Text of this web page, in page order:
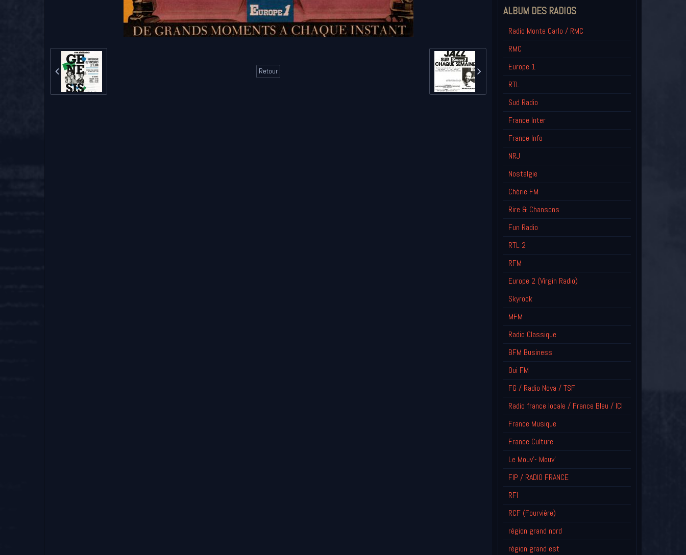
Retour
ALBUM DES RADIOS
Radio Monte Carlo / RMC
RMC
Europe 1
RTL
Sud Radio
France Inter
France Info
NRJ
Nostalgie
Chérie FM
Rire & Chansons
Fun Radio
RTL 2
RFM
Europe 2 (Virgin Radio)
Skyrock
MFM
Radio Classique
BFM Business
Oui FM
FG / Radio Nova / TSF
Radio france locale / France Bleu / ICI
France Musique
France Culture
Le Mouv'- Mouv'
FIP / RADIO FRANCE
RFI
RCF (Fourvière)
région grand nord
région grand est